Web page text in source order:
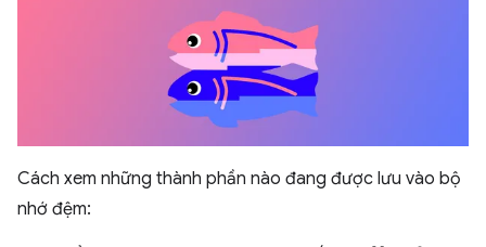
Cách xem những thành phần nào đang được lưu vào bộ
nhớ đệm: